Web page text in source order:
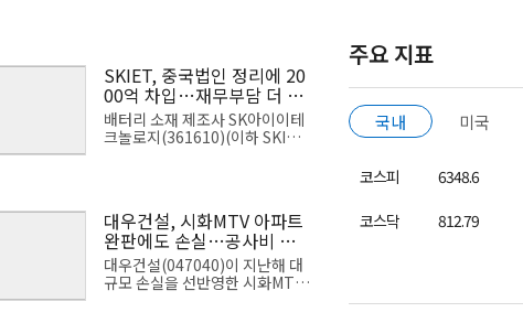
SKIET, 중국법인 정리에 20
00억 차입…재무부담 더 커
졌다
배터리 소재 제조사 SK아이이테
크놀로지(361610)(이하 SKIE
부담을 더 키웠다. ...
대우건설, 시화MTV 아파트
완판에도 손실…공사비 회
수 난항
대우건설(047040)이 지난해 대
규모 손실을 선반영한 시화MTV
주요 지표
국내 미국
코스피 6348.6
코스닥
812.79